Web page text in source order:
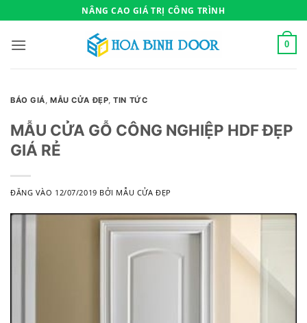
qua
nội
NÂNG CAO GIÁ TRỊ CÔNG TRÌNH
0
BÁO GIÁ,MẪU CỬA ĐẸP,TIN TỨC
MẪU CỬA GỖ CÔNG NGHIỆP HDF ĐẸP
GIÁ RẺ
ĐĂNG VÀO 12/07/2019 BỞI MẪU CỬA ĐẸP